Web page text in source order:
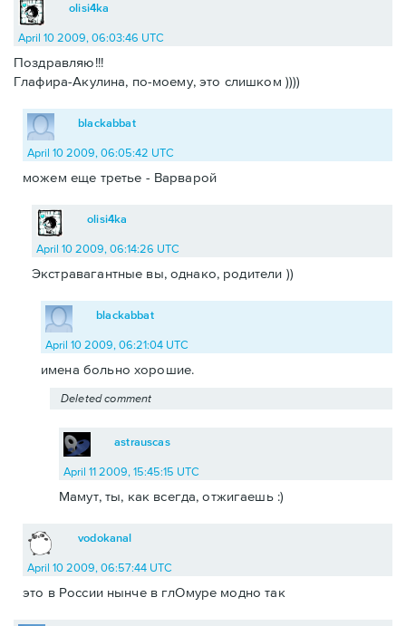
olisi4ka
April 10 2009, 06:03:46 UTC
Поздравляю!!!
Глафира-Акулина, по-моему, это слишком ))))
blackabbat
April 10 2009, 06:05:42 UTC
можем еще третье - Варварой
olisi4ka
April 10 2009, 06:14:26 UTC
Экстравагантные вы, однако, родители ))
blackabbat
April 10 2009, 06:21:04 UTC
имена больно хорошие.
Deleted comment
astrauscas
April 11 2009, 15:45:15 UTC
Мамут, ты, как всегда, отжигаешь :)
vodokanal
April 10 2009, 06:57:44 UTC
это в России нынче в глОмуре модно так